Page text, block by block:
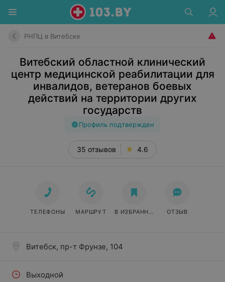
РНПЦ в Витебске
Витебский областной клинический
центр медицинской реабилитации для
инвалидов, ветеранов боевых
действий на территории других
государств
Профиль подтвержден
35 отзывов 4.6
Витебск, пр-т Фрунзе, 104
Выходной
ТЕЛЕФОНЫ МАРШРУТ В ИЗБРАННОЕ ОТЗЫВ